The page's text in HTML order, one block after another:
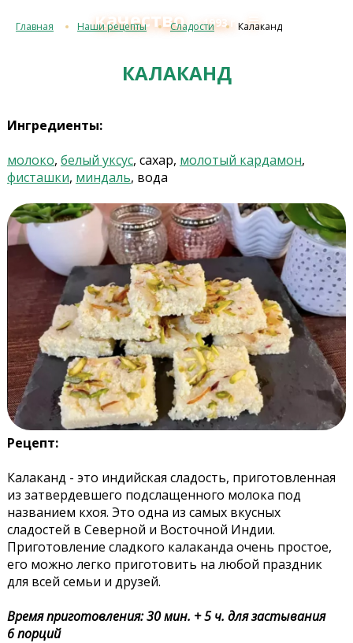
качествос 1993 г.≡
Главная Наши рецепты Сладости Калаканд
КАЛАКАНД
Ингредиенты:
молоко, белый уксус, сахар, молотый кардамон,
фисташки, миндаль, вода
Рецепт:
Калаканд - это индийская сладость, приготовленная
из затвердевшего подслащенного молока под
названием кхоя. Это одна из самых вкусных
сладостей в Северной и Восточной Индии.
Приготовление сладкого калаканда очень простое,
его можно легко приготовить на любой праздник
для всей семьи и друзей.
Время приготовления: 30 мин. + 5 ч. для застывания
6 порций